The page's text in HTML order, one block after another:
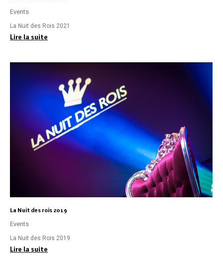
Events
La Nuit des Rois 2021
Lire la suite
La Nuit des rois 2019
Events
La Nuit des Rois 2019
Lire la suite